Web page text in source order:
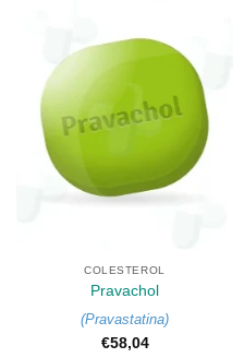
COLESTEROL
Pravachol
(Pravastatina)
€58,04